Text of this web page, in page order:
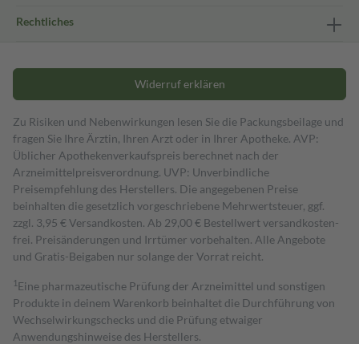
Rechtliches
Widerruf erklären
Zu Risiken und Nebenwirkungen lesen Sie die Packungsbeilage und
fragen Sie Ihre Ärztin, Ihren Arzt oder in Ihrer Apotheke. AVP:
Üblicher Apothekenverkaufspreis berechnet nach der
Arzneimittelpreisverordnung. UVP: Unverbindliche
Preisempfehlung des Herstellers. Die angegebenen Preise
beinhalten die gesetzlich vorgeschriebene Mehrwertsteuer, ggf.
zzgl. 3,95 € Versandkosten. Ab 29,00 € Bestell­wert versand­kosten­
frei. Preisänderungen und Irrtümer vorbehalten. Alle Angebote
und Gratis-Beigaben nur solange der Vorrat reicht.
1 Eine pharmazeutische Prüfung der Arzneimittel und sonstigen
Produkte in deinem Warenkorb beinhaltet die Durchführung von
Wechselwirkungschecks und die Prüfung etwaiger
Anwendungshinweise des Herstellers.